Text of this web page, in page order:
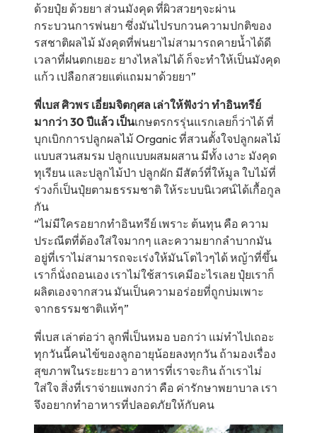
ด้วยปุ๋ย ด้วยยา ส่วนมังคุด ที่ผิวสวยๆจะผ่าน
กระบวนการพ่นยา ซึ่งมันไปรบกวนความปกติของ
รสชาติผลไม้ มังคุดที่พ่นยาไม่สามารถคายน้ำได้ดี
เวลาที่ฝนตกเยอะ ยางไหลไม่ได้ ก็จะทำให้เป็นมังคุด
แก้ว เปลือกสวยแต่แถมมาด้วยยา”
พี่เบส ศิวพร เอี่ยมจิตกุศล เล่าให้ฟังว่า ทำอินทรีย์
มากว่า 30 ปีแล้ว เป็นเกษตรกรรุ่นแรกเลยก็ว่าได้ ที่
บุกเบิกการปลูกผลไม้ Organic ที่สวนตั้งใจปลูกผลไม้
แบบสวนสมรม ปลูกแบบผสมผสาน มีทั้ง เงาะ มังคุด
ทุเรียน และปลูกไม้ป่า ปลูกผัก มีสัตว์ที่ให้มูล ใบไม้ที่
ร่วงก็เป็นปุ๋ยตามธรรมชาติ ให้ระบบนิเวศน์ได้เกื้อกูล
กัน
“ไม่มีใครอยากทำอินทรีย์ เพราะ ต้นทุน คือ ความ
ประณีตที่ต้องใส่ใจมากๆ และความยากลำบากมัน
อยู่ที่เราไม่สามารถจะเร่งให้มันโตไวๆได้ หญ้าที่ขึ้น
เราก็นั่งถอนเอง เราไม่ใช้สารเคมีอะไรเลย ปุ๋ยเราก็
ผลิตเองจากสวน มันเป็นความอร่อยที่ถูกบ่มเพาะ
จากธรรมชาติแท้ๆ”
พี่เบส เล่าต่อว่า ลูกพี่เป็นหมอ บอกว่า แม่ทำไปเถอะ
ทุกวันนี้คนไข้ของลูกอายุน้อยลงทุกวัน ถ้ามองเรื่อง
สุขภาพในระยะยาว อาหารที่เราจะกิน ถ้าเราไม่
ใส่ใจ สิ่งที่เราจ่ายแพงกว่า คือ ค่ารักษาพยาบาล เรา
จึงอยากทำอาหารที่ปลอดภัยให้กับคน